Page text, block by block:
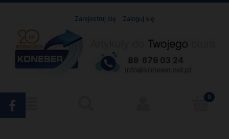
Zarejestruj się Zaloguj się